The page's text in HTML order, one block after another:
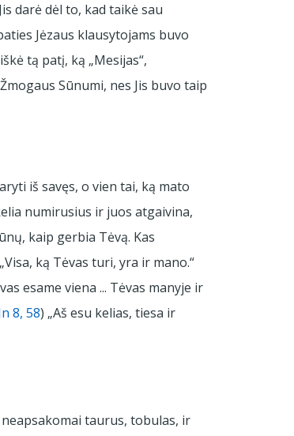
darė dėl to, kad taikė sau
Jėzaus klausytojams buvo
tą patį, ką „Mesijas“,
Sūnumi, nes Jis buvo taip
iš savęs, o vien tai, ką mato
numirusius ir juos atgaivina,
kaip gerbia Tėvą. Kas
ką Tėvas turi, yra ir mano.“
esame viena ... Tėvas manyje ir
8, 58) „Aš esu kelias, tiesa ir
neapsakomai taurus, tobulas, ir